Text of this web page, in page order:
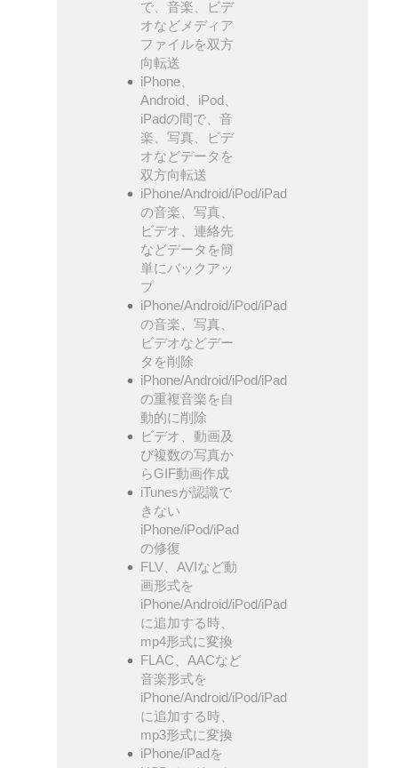
で、音楽、ビデ
オなどメディア
ファイルを双方
向転送
iPhone、
Android、iPod、
iPadの間で、音
楽、写真、ビデ
オなどデータを
双方向転送
iPhone/Android/iPod/iPad
の音楽、写真、
ビデオ、連絡先
などデータを簡
単にバックアッ
プ
iPhone/Android/iPod/iPad
の音楽、写真、
ビデオなどデー
タを削除
iPhone/Android/iPod/iPad
の重複音楽を自
動的に削除
ビデオ、動画及
び複数の写真か
らGIF動画作成
iTunesが認識で
きない
iPhone/iPod/iPad
の修復
FLV、AVIなど動
画形式を
iPhone/Android/iPod/iPad
に追加する時、
mp4形式に変換
FLAC、AACなど
音楽形式を
iPhone/Android/iPod/iPad
に追加する時、
mp3形式に変換
iPhone/iPadを